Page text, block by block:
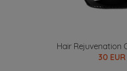
Hair Rejuvenation
30 EUR